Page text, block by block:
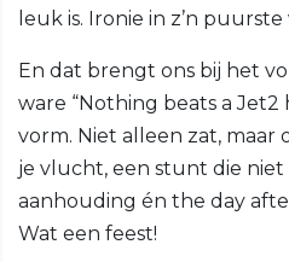
leuk is. Ironie in z’n puurste
En dat brengt ons bij het
ware “Nothing beats a Jet2
vorm. Niet alleen zat, maar
je vlucht, een stunt die niet
aanhouding én the day
Wat een feest!